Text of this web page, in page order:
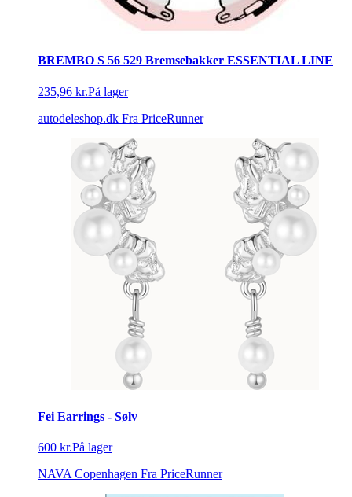
BREMBO S 56 529 Bremsebakker ESSENTIAL LINE
235,96 kr.På lager
autodeleshop.dk Fra PriceRunner
Fei Earrings - Sølv
600 kr.På lager
NAVA Copenhagen Fra PriceRunner